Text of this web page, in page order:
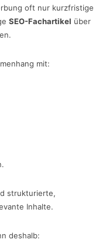
oft nur kurzfristige
SEO-Fachartikel über
mit:
strukturierte,
Inhalte.
deshalb: